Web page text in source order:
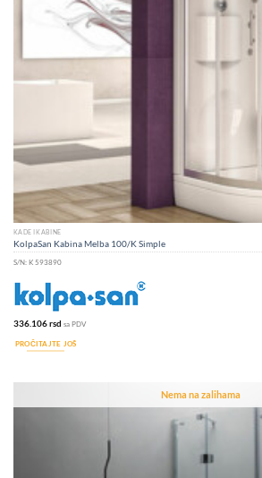
KADE I KABINE
KolpaSan Kabina Melba 100/K Simple
S/N: K 593890
336.106rsd sa PDV
PROČITAJTE JOŠ
Nema na zalihama